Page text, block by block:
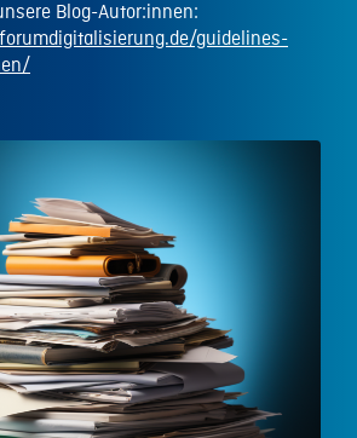
Blog-Autor:innen:
guidelines-